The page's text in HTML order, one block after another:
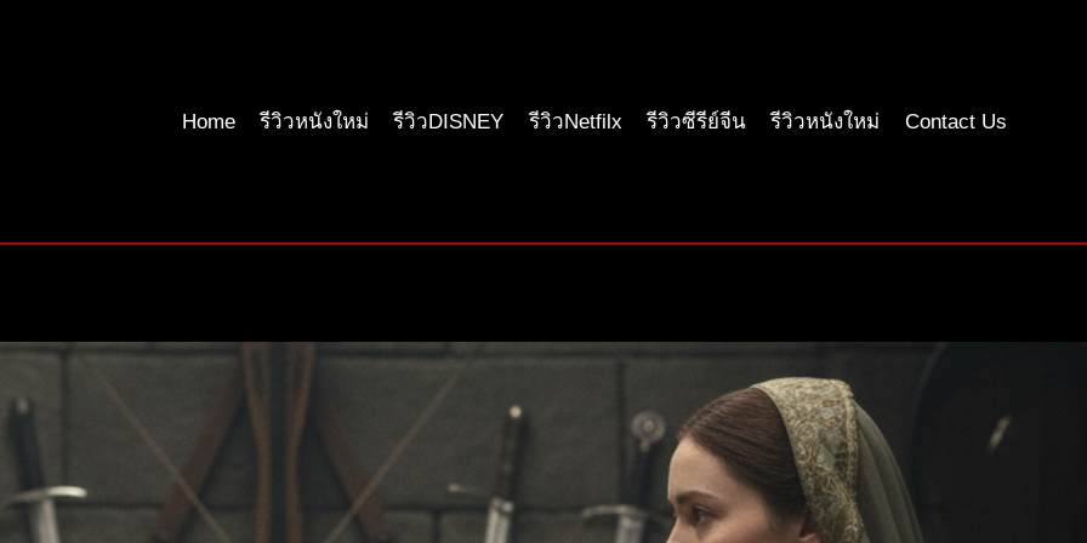
Home
รีวิวหนังใหม่ รีวิวDISNEY รีวิวNetfilx รีวิวซีรีย์จีน รีวิวหนังใหม่ Contact Us